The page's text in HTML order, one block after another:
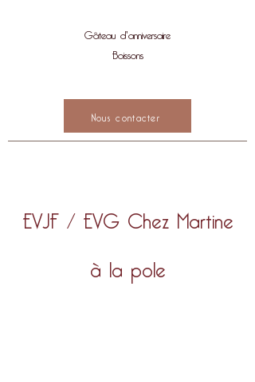
Gâteau d'anniversaire
Boissons
Nous contacter
EVJF / EVG Chez Martine
à la pole